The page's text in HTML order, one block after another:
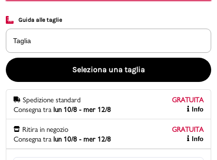
pcard
Gift card
Guida alle taglie
Taglia
Seleziona una taglia
Spedizione standard
GRATUITA
Consegna tra lun 10/8 - mer 12/8 Info
Ritira in negozio
GRATUITA
Consegna tra lun 10/8 - mer 12/8 Info